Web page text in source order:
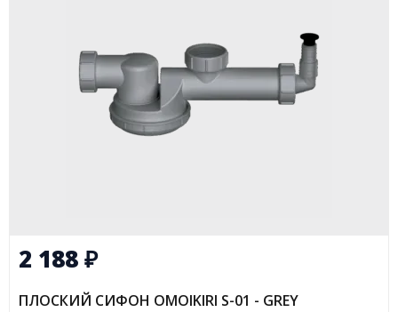
2 188₽
ПЛОСКИЙ СИФОН OMOIKIRI S-01 - GREY